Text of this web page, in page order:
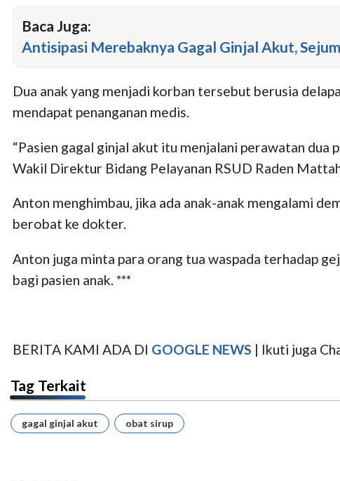
Baca Juga:
Antisipasi Merebaknya Gagal Ginjal Akut,
Dua anak yang menjadi korban tersebut berusia
mendapat penanganan medis.
“Pasien gagal ginjal akut itu menjalani perawatan dua
Wakil Direktur Bidang Pelayanan RSUD Raden
Anton menghimbau, jika ada anak-anak mengalami
berobat ke dokter.
Anton juga minta para orang tua waspada terhadap
bagi pasien anak. ***
BERITA KAMI ADA DI GOOGLE NEWS | Ikuti juga
Tag Terkait
gagal ginjal akut obat sirup